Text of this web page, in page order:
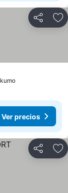
Compartir
Ver precios
Ver precios
Compartir